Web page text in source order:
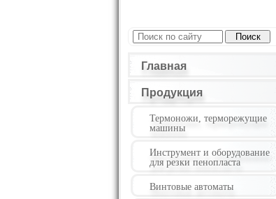
Главная
Продукция
Термоножи, терморежущие
машины
Инструмент и оборудование
для резки пенопласта
Винтовые автоматы